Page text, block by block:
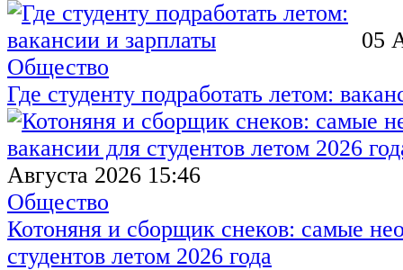
05
Общество
Где студенту подработать летом:
Августа 2026 15:46
Общество
Котоняня и сборщик снеков: самые
студентов летом 2026 года